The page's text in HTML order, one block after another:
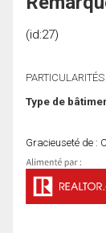
(id:27)
Type de
Gracieuseté de :